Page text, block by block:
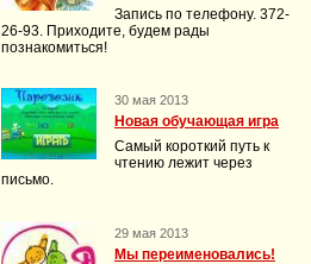
Запись по телефону. 372-
26-93. Приходите, будем рады
познакомиться!
30 мая 2013
Новая обучающая игра
Самый короткий путь к
чтению лежит через
письмо.
29 мая 2013
Мы переименовались!